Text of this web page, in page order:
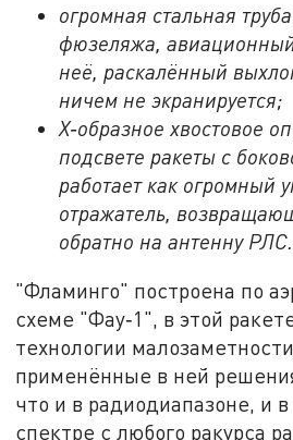
огромная стальная
фюзеляжа,
неё, раскалённый
ничем не экранируется;
Х‑образное хвостовое
подсвете ракеты с
работает как огромный
отражатель,
обратно на антенну РЛС.
"Фламинго" построена по
схеме "Фау‑1", в этой
технологии
применённые в ней
что и в радиодиапазоне, и
спектре с любого ракурса